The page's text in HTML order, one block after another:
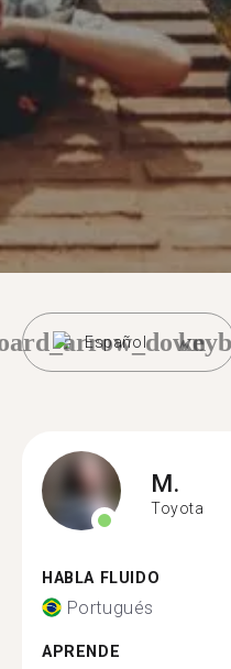
Español
M.
Toyota
HABLA FLUIDO
Portugués
APRENDE